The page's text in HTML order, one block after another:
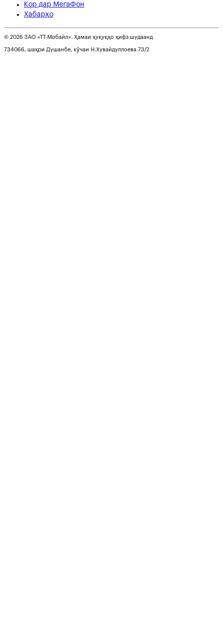
Кор дар МегаФон
Хабарҳо
© 2026 ЗАО «ТТ-Мобайл». Ҳамаи ҳуқуқҳо ҳифз шудаанд
734066, шаҳри Душанбе, кӯчаи Н.Хувайдуллоева 73/2